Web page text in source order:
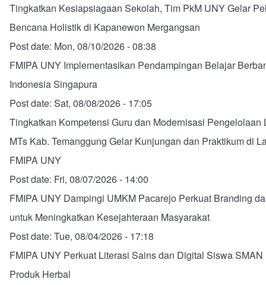
Tingkatkan Kesiapsiagaan Sekolah, Tim PkM UNY Gelar
Bencana Holistik di Kapanewon Mergangsan
Post date: Mon, 08/10/2026 - 08:38
FMIPA UNY Implementasikan Pendampingan Belajar
Indonesia Singapura
Post date: Sat, 08/08/2026 - 17:05
Tingkatkan Kompetensi Guru dan Modernisasi Pengelolaan
MTs Kab. Temanggung Gelar Kunjungan dan Praktikum di
FMIPA UNY
Post date: Fri, 08/07/2026 - 14:00
FMIPA UNY Dampingi UMKM Pacarejo Perkuat Branding
untuk Meningkatkan Kesejahteraan Masyarakat
Post date: Tue, 08/04/2026 - 17:18
FMIPA UNY Perkuat Literasi Sains dan Digital Siswa
Produk Herbal